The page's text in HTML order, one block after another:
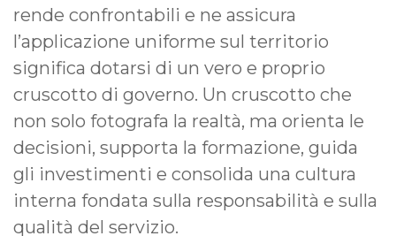
rende confrontabili e ne assicura
l’applicazione uniforme sul territorio
significa dotarsi di un vero e proprio
cruscotto di governo. Un cruscotto che
non solo fotografa la realtà, ma orienta le
decisioni, supporta la formazione, guida
gli investimenti e consolida una cultura
interna fondata sulla responsabilità e sulla
qualità del servizio.